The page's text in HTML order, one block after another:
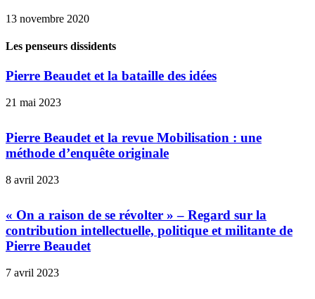
13 novembre 2020
Les penseurs dissidents
Pierre Beaudet et la bataille des idées
21 mai 2023
Pierre Beaudet et la revue Mobilisation : une
méthode d’enquête originale
8 avril 2023
« On a raison de se révolter » – Regard sur la
contribution intellectuelle, politique et militante de
Pierre Beaudet
7 avril 2023